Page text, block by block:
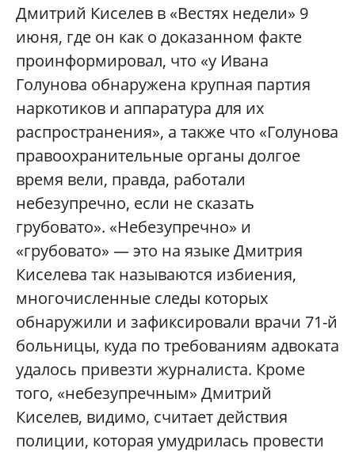
Дмитрий Киселев в «Вестях недели» 9
июня, где он как о доказанном факте
проинформировал, что «у Ивана
Голунова обнаружена крупная партия
наркотиков и аппаратура для их
распространения», а также что «Голунова
правоохранительные органы долгое
время вели, правда, работали
небезупречно, если не сказать
грубовато». «Небезупречно» и
«грубовато» — это на языке Дмитрия
Киселева так называются избиения,
многочисленные следы которых
обнаружили и зафиксировали врачи 71-й
больницы, куда по требованиям адвоката
удалось привезти журналиста. Кроме
того, «небезупречным» Дмитрий
Киселев, видимо, считает действия
полиции, которая умудрилась провести